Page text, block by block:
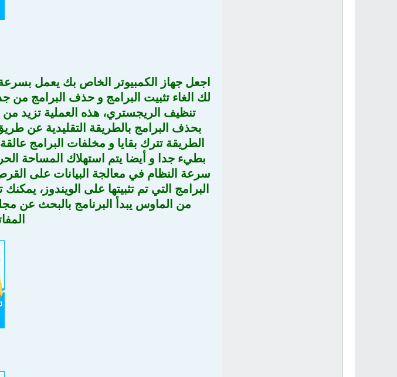
اجعل جهاز الكمبيوتر الخاص بك يعمل
لك الغاء تثبيت البرامج و حذف البرامج
تنظيف الريجستري، هذه العملية تزيد من
بحذف البرامج بالطريقة التقليدية عن
الطريقة تترك بقايا و مخلفات البرامج
بطيء جدا و أيضا يتم استهلاك المساحة
سرعة النظام في معالجة البيانات على
البرامج التي تم تثبيتها على الويندوز،
من الماوس يبدأ البرنامج بالبحث عن